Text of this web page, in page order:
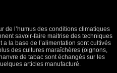
de l’humus des conditions climatiques
savoir-faire maitrise des techniques
la base de l’alimentation sont cultivés
des cultures maraîchères (oignons,
de tabac sont échangés sur les
articles manufacturé.